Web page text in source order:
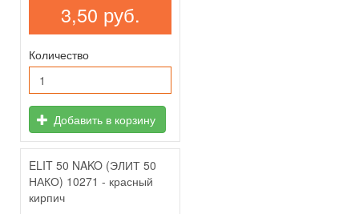
3,50 руб.
Количество
Добавить в корзину
ELIT 50 NAKO (ЭЛИТ 50
НАКО) 10271 - красный
кирпич